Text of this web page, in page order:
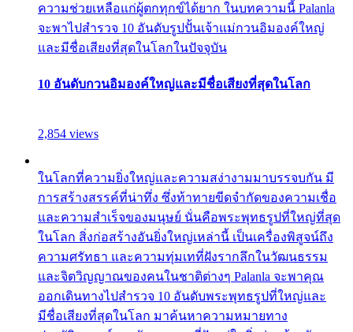
ความช่วยเหลือแก่ผู้ตกทุกข์ได้ยาก ในบทความนี้ Palanla
จะพาไปสำรวจ 10 อันดับรูปปั้นเจ้าแม่กวนอิมองค์ใหญ่
และมีชื่อเสียงที่สุดในโลกในปัจจุบัน
10 อันดับกวนอิมองค์ใหญ่และมีชื่อเสียงที่สุดในโลก
2,854 views
ในโลกที่ความยิ่งใหญ่และความสง่างามมาบรรจบกัน มี
การสร้างสรรค์ที่น่าทึ่ง ซึ่งท้าทายขีดจำกัดของความเชื่อ
และความสำเร็จของมนุษย์ นั่นคือพระพุทธรูปที่ใหญ่ที่สุด
ในโลก สิ่งก่อสร้างอันยิ่งใหญ่เหล่านี้ เป็นเครื่องพิสูจน์ถึง
ความศรัทธา และความทุ่มเทที่ฝังรากลึกในวัฒนธรรม
และจิตวิญญาณของคนในชาติต่างๆ Palanla จะพาคุณ
ออกเดินทางไปสำรวจ 10 อันดับพระพุทธรูปที่ใหญ่และ
มีชื่อเสียงที่สุดในโลก มาค้นหาความหมายทาง